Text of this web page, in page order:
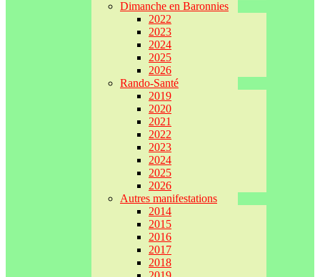
Dimanche en Baronnies
2022
2023
2024
2025
2026
Rando-Santé
2019
2020
2021
2022
2023
2024
2025
2026
Autres manifestations
2014
2015
2016
2017
2018